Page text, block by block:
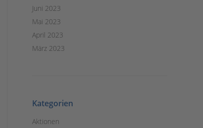
Juni 2023
Mai 2023
April 2023
März 2023
Kategorien
Aktionen